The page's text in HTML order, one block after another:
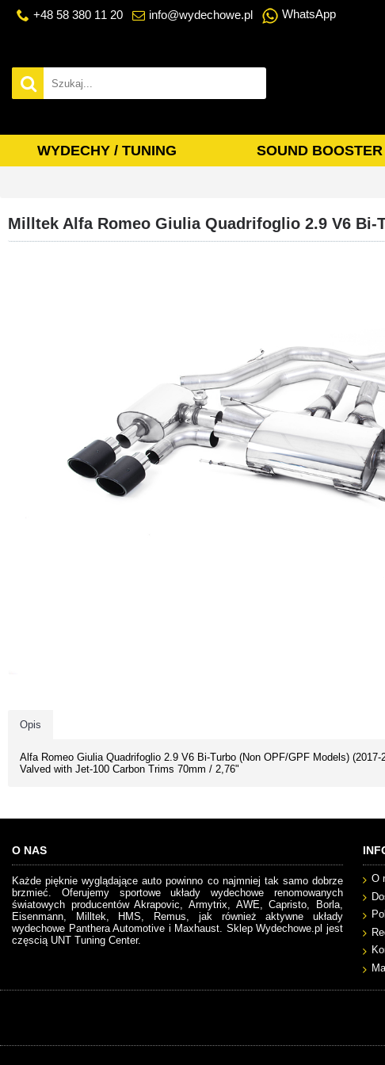
+48 58 380 11 20 info@wydechowe.pl WhatsApp
WYDECHY / TUNING SOUND BOOSTER
Milltek Alfa Romeo Giulia Quadrifoglio 2.9 V6 Bi-
Opis
Alfa Romeo Giulia Quadrifoglio 2.9 V6 Bi-Turbo (Non OPF/GPF Models)
Valved with Jet-100 Carbon Trims 70mm / 2,76"
O NAS
Każde pięknie wyglądające auto powinno co najmniej tak samo dobrze
brzmieć. Oferujemy sportowe układy wydechowe renomowanych
światowych producentów Akrapovic, Armytrix, AWE, Capristo, Borla,
Eisenmann, Milltek, HMS, Remus, jak również aktywne układy
wydechowe Panthera Automotive i Maxhaust. Sklep Wydechowe.pl jest
częscią UNT Tuning Center.
O